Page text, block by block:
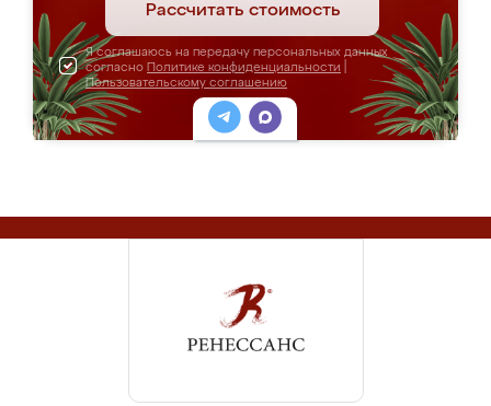
Рассчитать стоимость
Я соглашаюсь на передачу персональных данных
согласно Политике конфиденциальности
Пользовательскому соглашению